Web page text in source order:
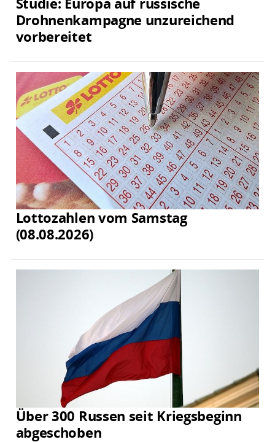
Drohnenkampagne unzureichend
vorbereitet
Lottozahlen vom Samstag
(08.08.2026)
Über 300 Russen seit Kriegsbeginn
abgeschoben